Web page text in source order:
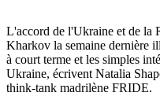
L'accord de l'Ukraine et de la
Kharkov la semaine dernière
à court terme et les simples
Ukraine, écrivent Natalia
think-tank madrilène FRIDE.